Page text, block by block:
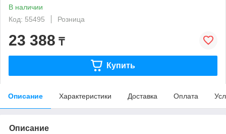
В наличии
Код: 55495
Розница
23 388 ₸
Купить
Описание Характеристики Доставка Оплата
Описание